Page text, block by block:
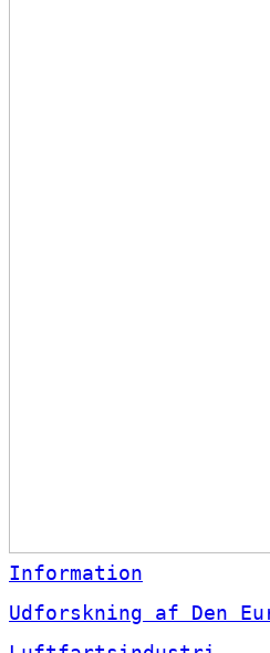
Information
Udforskning af Den